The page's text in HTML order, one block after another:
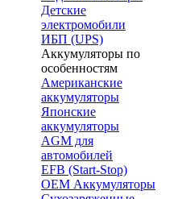
Детские
электромобили
ИБП (UPS)
Аккумуляторы по
особенностям
Американские
аккумуляторы
Японские
аккумуляторы
AGM для
автомобилей
EFB (Start-Stop)
OEM Аккумуляторы